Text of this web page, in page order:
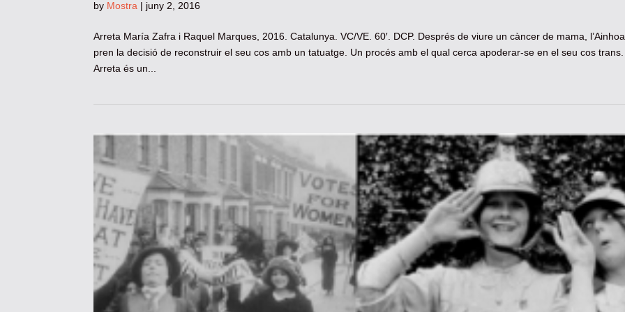
by Mostra | juny 2, 2016
Arreta María Zafra i Raquel Marques, 2016. Catalunya. VC/VE. 60′. DCP. Després de viure un càncer de mama, l’Ainhoa
pren la decisió de reconstruir el seu cos amb un tatuatge. Un procés amb el qual cerca apoderar-se en el seu cos trans.
Arreta és un...